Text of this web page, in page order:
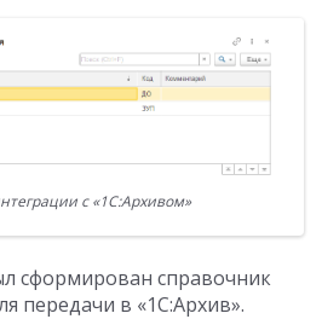
с «1С:Архивом»
сформирован справочник
передачи в «1С:Архив».